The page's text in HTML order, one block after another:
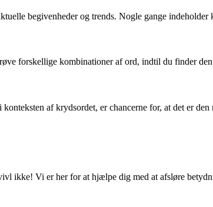
begivenheder og trends. Nogle gange
forskellige kombinationer af ord, indtil du finder
af krydsordet, er chancerne for, at det er
ikke! Vi er her for at hjælpe dig med at afsløre